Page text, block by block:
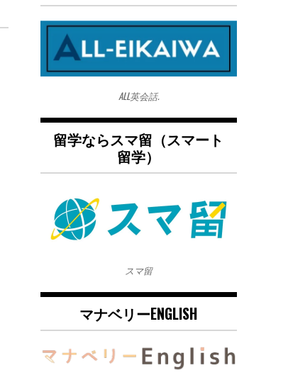
ALL英会話.
留学ならスマ留（スマート
留学）
スマ留
マナベリーENGLISH